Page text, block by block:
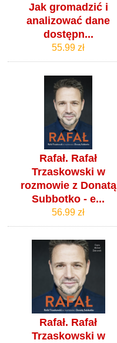
Jak gromadzić i
analizować dane
dostępn...
55.99 zł
Rafał. Rafał
Trzaskowski w
rozmowie z Donatą
Subbotko - e...
56.99 zł
Rafał. Rafał
Trzaskowski w